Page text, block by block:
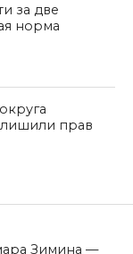
за две
норма
лишили прав
Зимина —